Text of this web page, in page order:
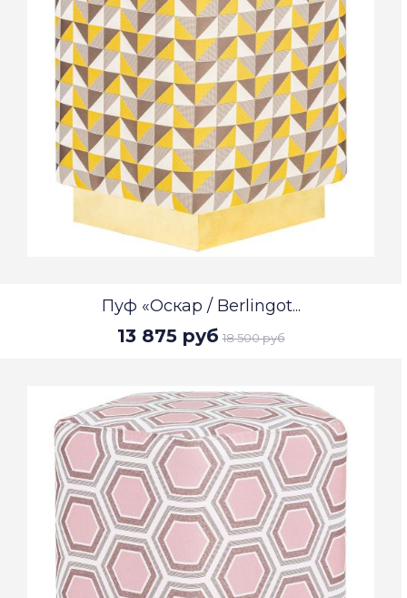
Пуф «Оскар / Berlingot...
13 875 руб 18 500 руб